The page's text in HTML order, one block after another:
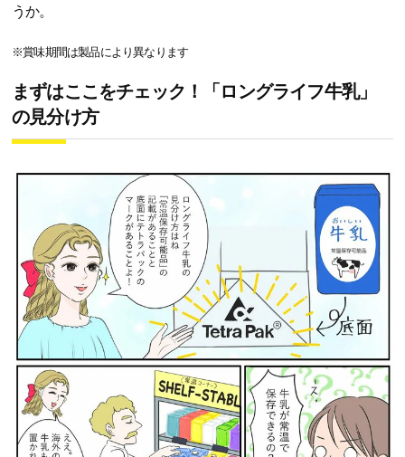
うか。
※賞味期間は製品により異なります
まずはここをチェック！「ロングライフ牛乳」
の見分け方